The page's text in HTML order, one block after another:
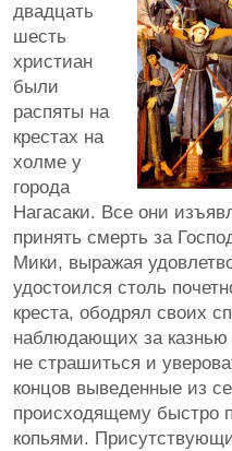
двадцать
шесть
христиан
были
распяты на
крестах на
холме у
города
Нагасаки. Все они
принять смерть за
Мики, выражая
удостоился столь
креста, ободрял своих
наблюдающих за казнью
не страшиться и
концов выведенные из
происходящему быстро
копьями.